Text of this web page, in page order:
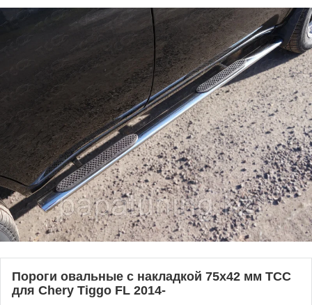
Пороги овальные с накладкой 75х42 мм ТСС
для Chery Tiggo FL 2014-